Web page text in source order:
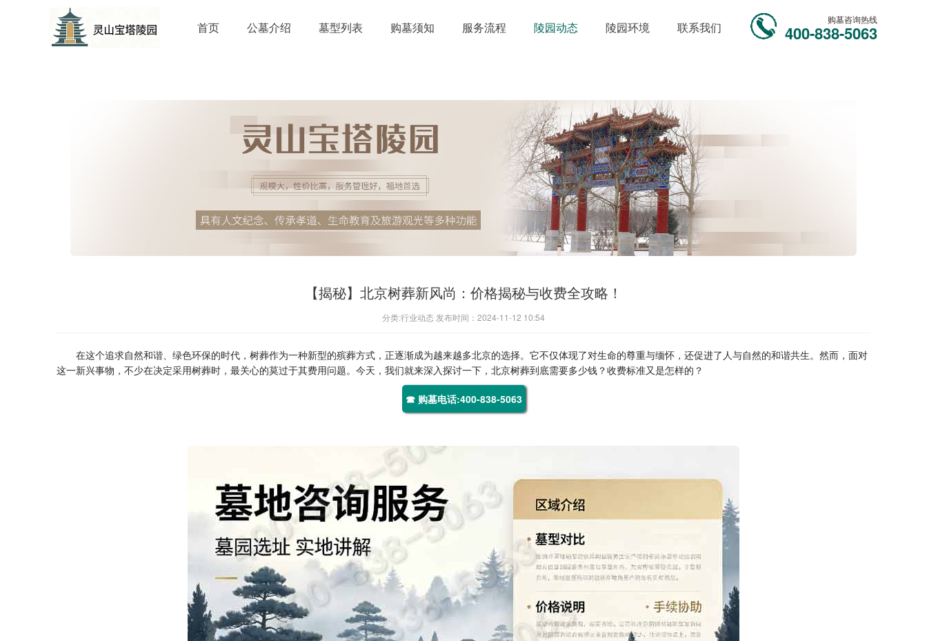
首页 公墓介绍 墓型列表 购墓须知 服务流程 陵园动态 陵园环境 联系我们
购墓咨询热线
400-838-5063
【揭秘】北京树葬新风尚：价格揭秘与收费全攻略！
分类:行业动态 发布时间：2024-11-12 10:54
在这个追求自然和谐、绿色环保的时代，树葬作为一种新型的殡葬方式，正逐渐成为越来越多北京的选择。它不仅体现了对生命的尊重与缅怀，还促进了人与自然的和谐共生。然而，面对
这一新兴事物，不少在决定采用树葬时，最关心的莫过于其费用问题。今天，我们就来深入探讨一下，北京树葬到底需要多少钱？收费标准又是怎样的？
☎ 购墓电话:400-838-5063